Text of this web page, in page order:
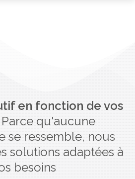
en fonction de vos
Parce qu'aucune
se ressemble, nous
solutions adaptées à
besoins